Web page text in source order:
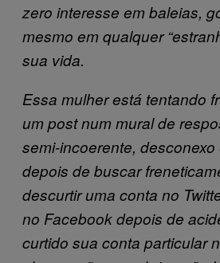
zero interesse em baleias,
mesmo em qualquer
sua vida.
Essa mulher está tentando
um post num mural de
semi-incoerente, desconexo
depois de buscar
descurtir uma conta no
no Facebook depois de
curtido sua conta particular